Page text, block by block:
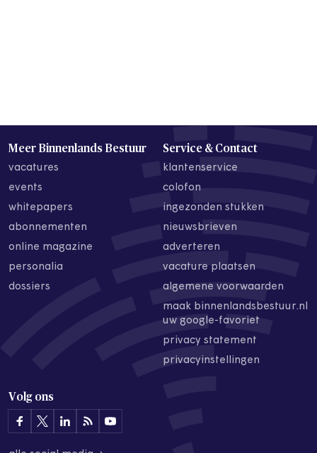
Meer Binnenlands Bestuur
vacatures
events
whitepapers
abonnementen
online magazine
personalia
dossiers
Service & Contact
klantenservice
colofon
ingezonden stukken
nieuwsbrieven
adverteren
vacature plaatsen
algemene voorwaarden
maak binnenlandsbestuur.nl
uw google-favoriet
privacy statement
privacyinstellingen
Volg ons